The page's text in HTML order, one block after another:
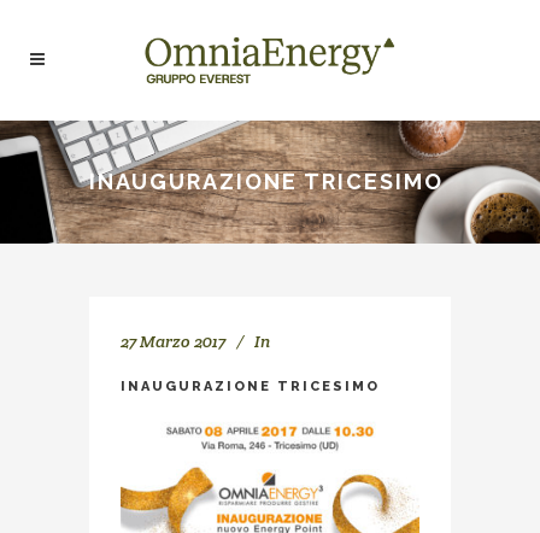
INAUGURAZIONE TRICESIMO
27 Marzo 2017 In
INAUGURAZIONE TRICESIMO